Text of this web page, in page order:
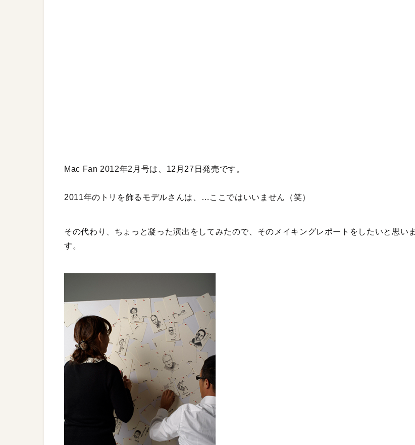
Mac Fan 2012年2月号は、12月27日発売です。
2011年のトリを飾るモデルさんは、…ここではいいません（笑）
その代わり、ちょっと凝った演出をしてみたので、そのメイキングレポートをしたいと思いま
す。